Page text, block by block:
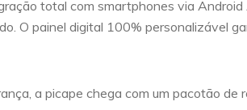
total com smartphones via
O painel digital 100% personalizável
a picape chega com um pacotão de